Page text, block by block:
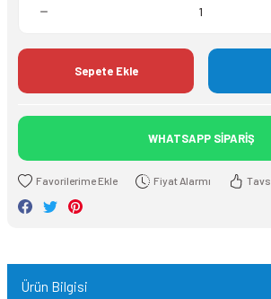
Sepete Ekle
WHATSAPP SİPARİŞ
Fiyat Alarmı
Ürün Bilgisi